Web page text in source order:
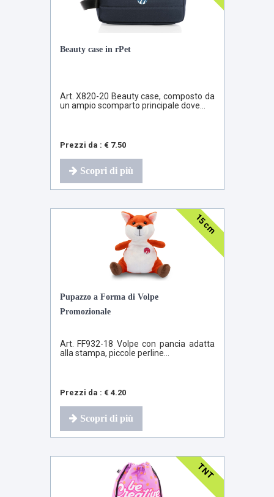
Beauty case in rPet
Art. X820-20 Beauty case, composto da
un ampio scomparto principale dove...
Prezzi da : € 7.50
Scopri di più
15 cm
Pupazzo a Forma di Volpe
Promozionale
Art. FF932-18 Volpe con pancia adatta
alla stampa, piccole perline...
Prezzi da : € 4.20
Scopri di più
TNT